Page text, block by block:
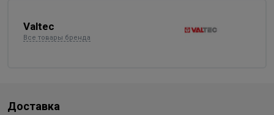
Valtec
Все товары бренда
Доставка